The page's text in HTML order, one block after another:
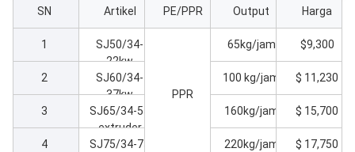
SN Artikel PE/PPR Output Harga
1
SJ50/34-
22kw
extruder
sekrup
tunggal
PPR
65kg/jam $9,300
2
SJ60/34-
37kw
extruder
sekrup
tunggal
100 kg/jam $ 11,230
3
SJ65/34-55
extruder
sekrup
160kg/jam $ 15,700
4
SJ75/34-75
220kg/jam $ 17,750